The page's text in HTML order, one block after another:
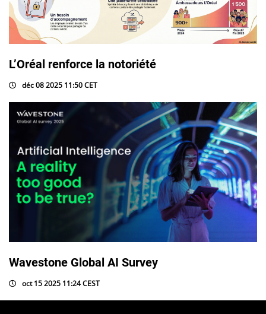
L’Oréal renforce la notoriété
déc 08 2025 11:50 CET
Wavestone Global AI Survey
oct 15 2025 11:24 CEST